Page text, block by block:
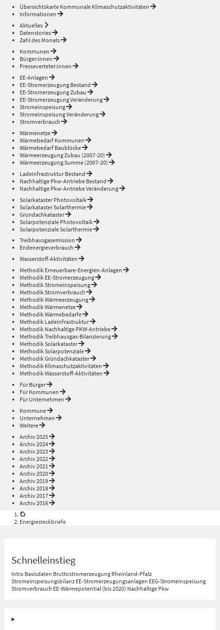
Übersichtskarte Kommunale Klimaschutzaktivitäten
Informationen
Aktuelles
Datenstories
Zahl des Monats
Kommunen
Bürger:innen
Presseverteter:innen
EE-Anlagen
EE-Stromerzeugung Bestand
EE-Stromerzeugung Zubau
EE-Stromerzeugung Veränderung
Stromeinspeisung
Stromeinspeisung Veränderung
Stromverbrauch
Wärmenetze
Wärmebedarf Kommunen
Wärmebedarf Baublöcke
Wärmeerzeugung Zubau (2007-20)
Wärmeerzeugung Summe (2007-20)
Ladeinfrastruktur Bestand
Nachhaltige Pkw-Antriebe Bestand
Nachhaltige Pkw-Antriebe Veränderung
Solarkataster Photovoltaik
Solarkataster Solarthermie
Gründachkataster
Solarpotenziale Photovoltaik
Solarpotenziale Solarthermie
Treibhausgasemission
Endenergieverbrauch
Wasserstoff-Aktivitäten
Methodik Erneuerbare-Energien-Anlagen
Methodik EE-Stromerzeugung
Methodik Stromeinspeisung
Methodik Stromverbrauch
Methodik Wärmeerzeugung
Methodik Wärmenetze
Methodik Wärmebedarfe
Methodik Ladeinfrastruktur
Methodik Nachhaltige PKW-Antriebe
Methodik Treibhausgas-Bilanzierung
Methodik Solarkataster
Methodik Solarpotenziale
Methodik Gründachkataster
Methodik Klimaschutzaktivitäten
Methodik Wasserstoff-Aktivitäten
Für Bürger
Für Kommunen
Für Unternehmen
Kommune
Unternehmen
Weitere
Archiv 2025
Archiv 2024
Archiv 2023
Archiv 2022
Archiv 2021
Archiv 2020
Archiv 2019
Archiv 2018
Archiv 2017
Archiv 2016
Energiesteckbriefe
Schnelleinstieg
Intro Basisdaten Bruttostromerzeugung Rheinland-Pfalz
Stromeinspeisungsbilanz EE-Stromerzeugungsanlagen EEG-Stromeinspeisung
Stromverbrauch EE-Wärmepotential (bis 2020) Nachhaltige Pkw